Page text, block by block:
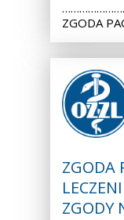
ZGODA
ZGODA
ZGODY